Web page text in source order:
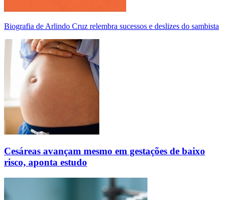
Biografia de Arlindo Cruz relembra sucessos e deslizes do sambista
Cesáreas avançam mesmo em gestações de baixo
risco, aponta estudo